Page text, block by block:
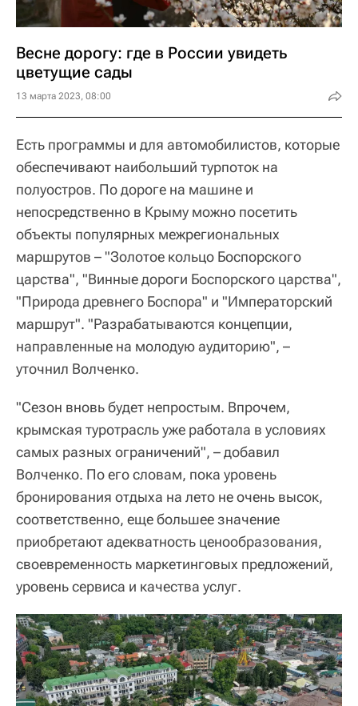
Весне дорогу: где в России увидеть
цветущие сады
13 марта 2023, 08:00
Есть программы и для автомобилистов, которые
обеспечивают наибольший турпоток на
полуостров. По дороге на машине и
непосредственно в Крыму можно посетить
объекты популярных межрегиональных
маршрутов – "Золотое кольцо Боспорского
царства", "Винные дороги Боспорского царства",
"Природа древнего Боспора" и "Императорский
маршрут". "Разрабатываются концепции,
направленные на молодую аудиторию", –
уточнил Волченко.
"Сезон вновь будет непростым. Впрочем,
крымская туротрасль уже работала в условиях
самых разных ограничений", – добавил
Волченко. По его словам, пока уровень
бронирования отдыха на лето не очень высок,
соответственно, еще большее значение
приобретают адекватность ценообразования,
своевременность маркетинговых предложений,
уровень сервиса и качества услуг.